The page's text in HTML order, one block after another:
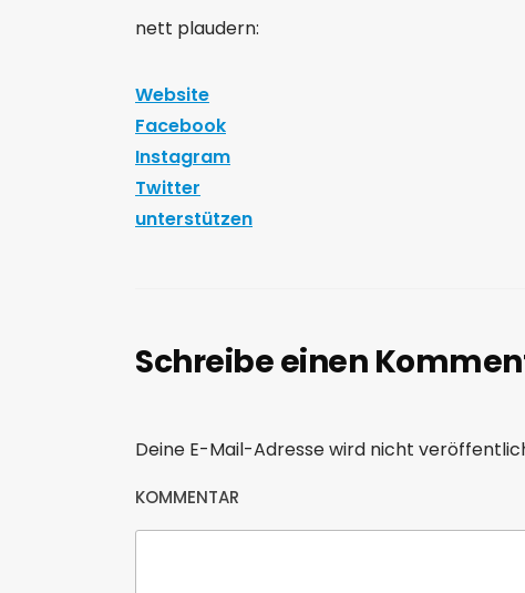
nett plaudern:
Website
Facebook
Instagram
Twitter
unterstützen
Schreibe einen
Deine E-Mail-Adresse wird nicht
KOMMENTAR